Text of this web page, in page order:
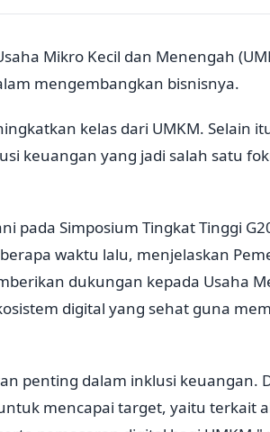
Mikro Kecil dan Menengah
mengembangkan bisnisnya.
kelas dari UMKM. Selain
keuangan yang jadi salah satu
pada Simposium Tingkat Tinggi
waktu lalu, menjelaskan
dukungan kepada Usaha
digital yang sehat guna
penting dalam inklusi keuangan.
mencapai target, yaitu terkait